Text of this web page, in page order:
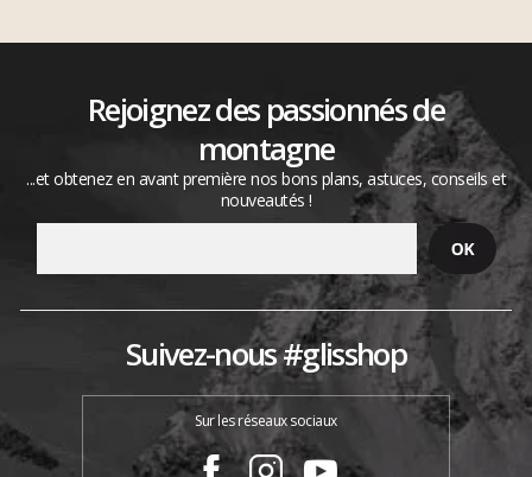
Rejoignez des passionnés de
montagne
...et obtenez en avant première nos bons plans, astuces, conseils et
nouveautés !
Suivez-nous #glisshop
Sur les réseaux sociaux